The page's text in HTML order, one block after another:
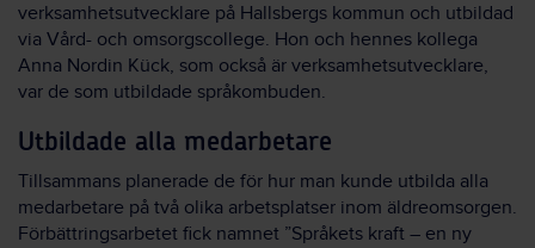
verksamhetsutvecklare på Hallsbergs kommun och utbildad
via Vård- och omsorgscollege. Hon och hennes kollega
Anna Nordin Kück, som också är verksamhetsutvecklare,
var de som utbildade språkombuden.
Utbildade alla medarbetare
Tillsammans planerade de för hur man kunde utbilda alla
medarbetare på två olika arbetsplatser inom äldreomsorgen.
Förbättringsarbetet fick namnet ”Språkets kraft – en ny